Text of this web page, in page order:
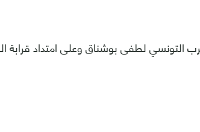
التونسي لطفى بوشناق وعلى امتداد